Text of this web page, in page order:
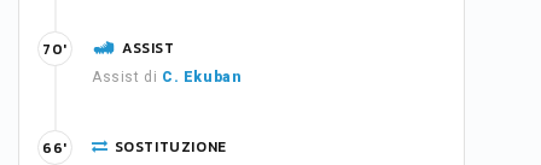
ASSIST
Assist di C. Ekuban
70'
SOSTITUZIONE
66'